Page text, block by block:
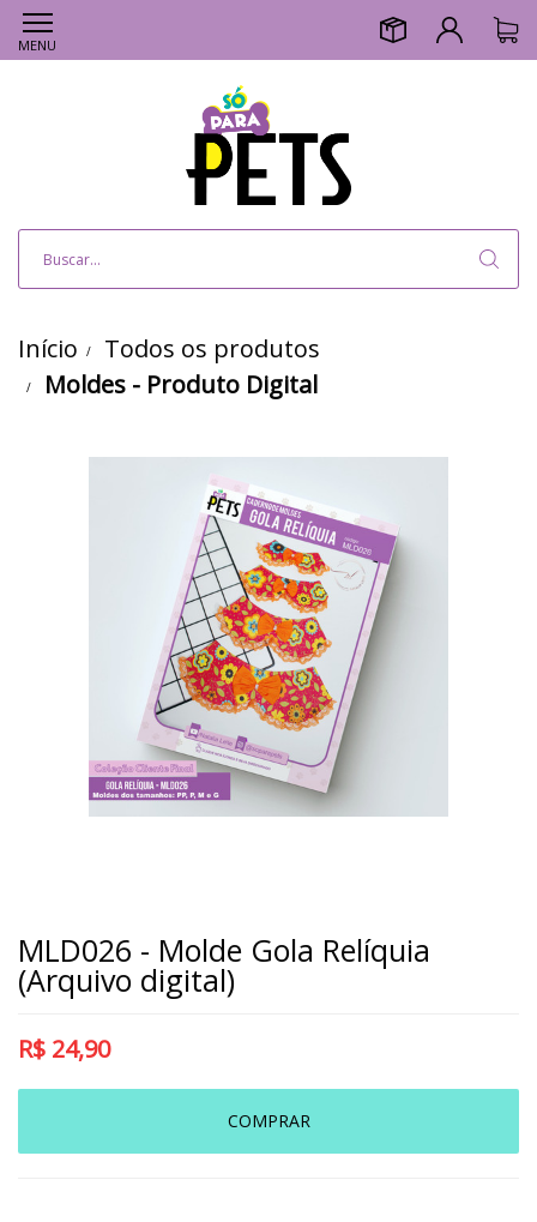
MENU
Início
Todos os produtos
Moldes - Produto Digital
MLD026 - Molde Gola Relíquia
(Arquivo digital)
R$ 24,90
COMPRAR